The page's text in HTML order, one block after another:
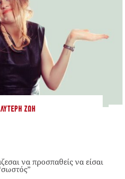
ΖΩΉ
να προσπαθείς να είσαι